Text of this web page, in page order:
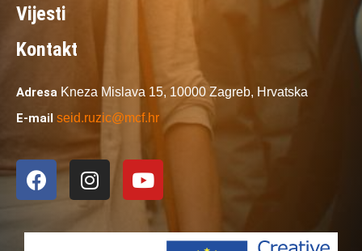
Vijesti
Kontakt
Adresa Kneza Mislava 15, 10000 Zagreb, Hrvatska
E-mail seid.ruzic@mcf.hr